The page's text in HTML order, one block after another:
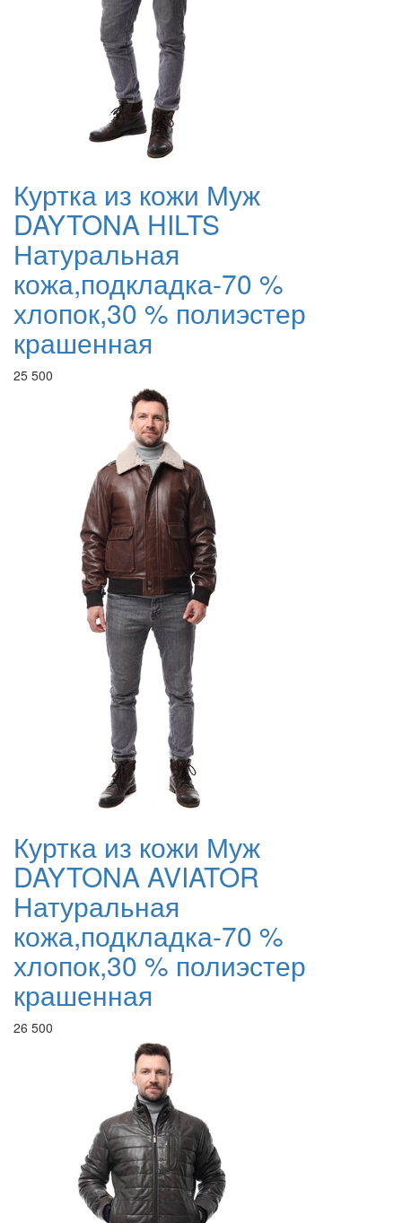
Куртка из кожи Муж
DAYTONA HILTS
Натуральная
кожа,подкладка-70 %
хлопок,30 % полиэстер
крашенная
25 500
Куртка из кожи Муж
DAYTONA AVIATOR
Натуральная
кожа,подкладка-70 %
хлопок,30 % полиэстер
крашенная
26 500